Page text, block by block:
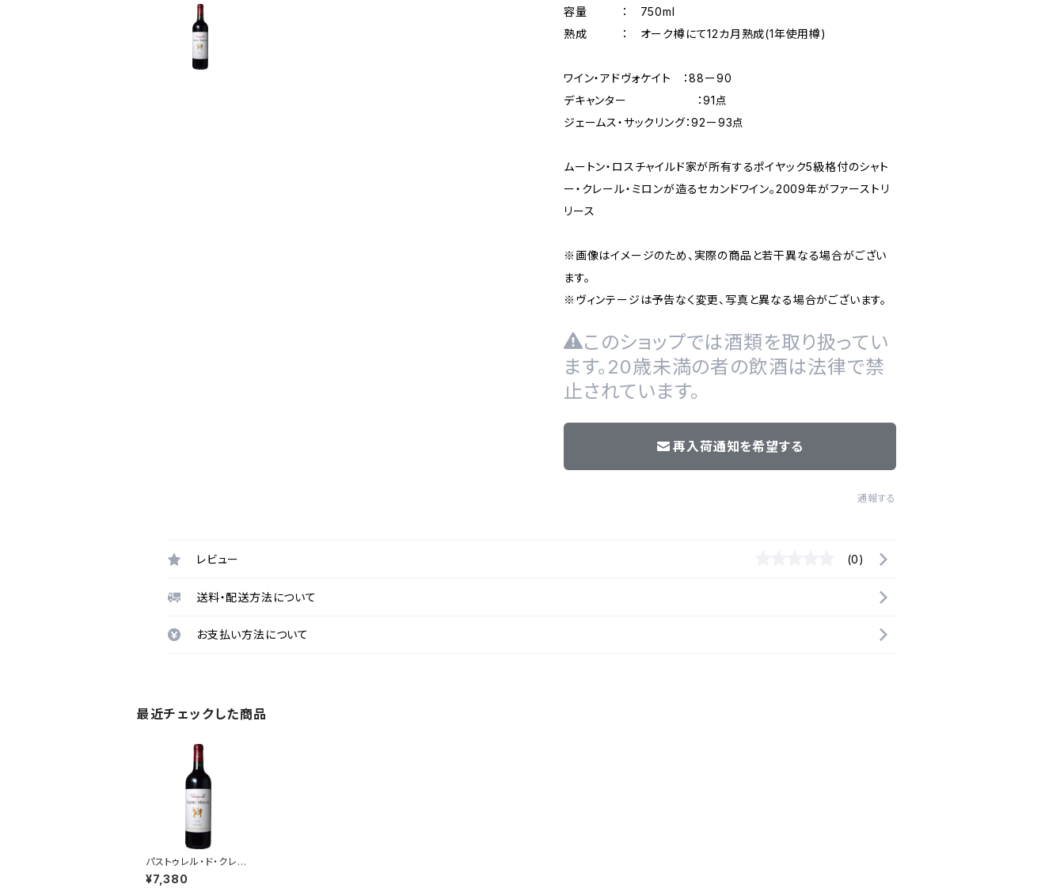
容量 ： 750ml
熟成 ： オーク樽にて12カ月熟成(1年使用樽)
ワイン・アドヴォケイト ：88ー90
デキャンター ：91点
ジェームス・サックリング：92ー93点
ムートン・ロスチャイルド家が所有するポイヤック5級格付のシャト
ー・クレール・ミロンが造るセカンドワイン。2009年がファーストリ
リース
※画像はイメージのため、実際の商品と若干異なる場合がござい
ます。
※ヴィンテージは予告なく変更、写真と異なる場合がございます。
このショップでは酒類を取り扱ってい
ます。20歳未満の者の飲酒は法律で禁
止されています。
再入荷通知を希望する
通報する
レビュー (0)
送料・配送方法について
お支払い方法について
最近チェックした商品
パストゥレル・ド・クレー
ル・ミロン 2020 750m
l¥7,380